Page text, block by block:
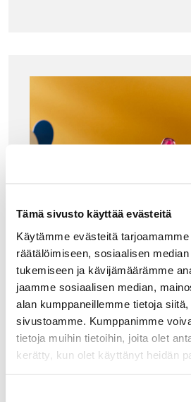
Tämä sivusto käyttää evästeitä
Käytämme evästeitä
räätälöimiseen, sosiaalisen
tukemiseen ja kävijämäärämme
jaamme sosiaalisen median,
alan kumppaneillemme tietoja
sivustoamme. Kumppanimme
tietoja muihin tietoihin, joita olet
kerätty, kun olet käyttänyt heidän
ALESSI GINO ZUCCHINO
Alessi Gino Zucchino on Guido